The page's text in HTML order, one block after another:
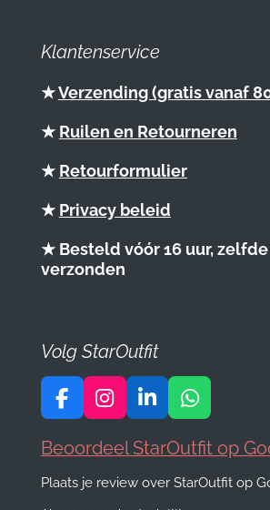
Klantenservice
★Verzending (gratis vanaf
★ Ruilen en Retourneren
★ Retourformulier
★ Privacy beleid
★ Besteld vóór 16 uur,
verzonden
Volg StarOutfit
F
c
b
I
s
a
L
n
e
W
a
s
Beoordeel StarOutfit op
Plaats je review over StarOutfit op